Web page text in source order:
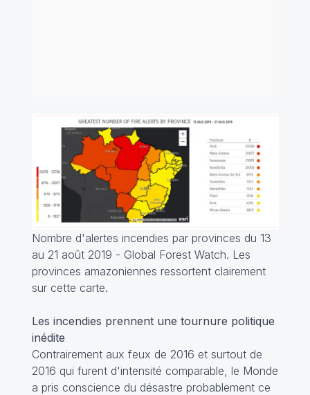
Nombre d'alertes incendies par provinces du 13
au 21 août 2019 - Global Forest Watch. Les
provinces amazoniennes ressortent clairement
sur cette carte.
Les incendies prennent une tournure politique
inédite
Contrairement aux feux de 2016 et surtout de
2016 qui furent d'intensité comparable, le Monde
a pris conscience du désastre probablement ce